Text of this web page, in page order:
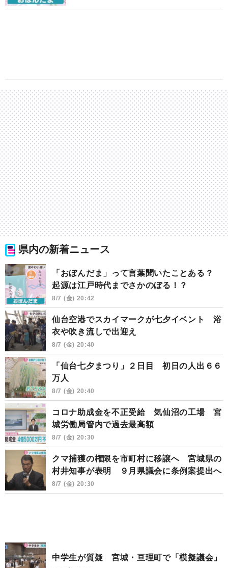
県内の新着ニュース
「おぼんだま」って言葉聞いたことある？
起源は江戸時代までさかのぼる！？
8/7 (金) 20:42
仙台空港でスカイマークが七夕イベント 浴
衣や吹き流しで出迎え
8/7 (金) 20:40
「仙台七夕まつり」２日目 初日の人出６６
万人
8/7 (金) 20:40
コロナ助成金を不正受給 気仙沼の工場 宮
城労働局管内で過去最高額
8/7 (金) 20:30
クマ捕獲の権限を市町村に移譲へ 宮城県の
村井知事が表明 ９月県議会に条例案提出へ
8/7 (金) 20:30
中学生が質疑 宮城・亘理町で「模擬議会」